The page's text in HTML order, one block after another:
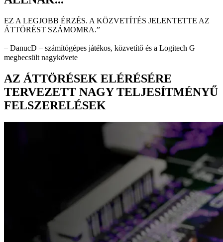
EZ A LEGJOBB ÉRZÉS. A KÖZVETÍTÉS JELENTETTE AZ
ÁTTÖRÉST SZÁMOMRA.”
– DanucD – számítógépes játékos, közvetítő és a Logitech G
megbecsült nagykövete
AZ ÁTTÖRÉSEK ELÉRÉSÉRE
TERVEZETT NAGY TELJESÍTMÉNYŰ
FELSZERELÉSEK